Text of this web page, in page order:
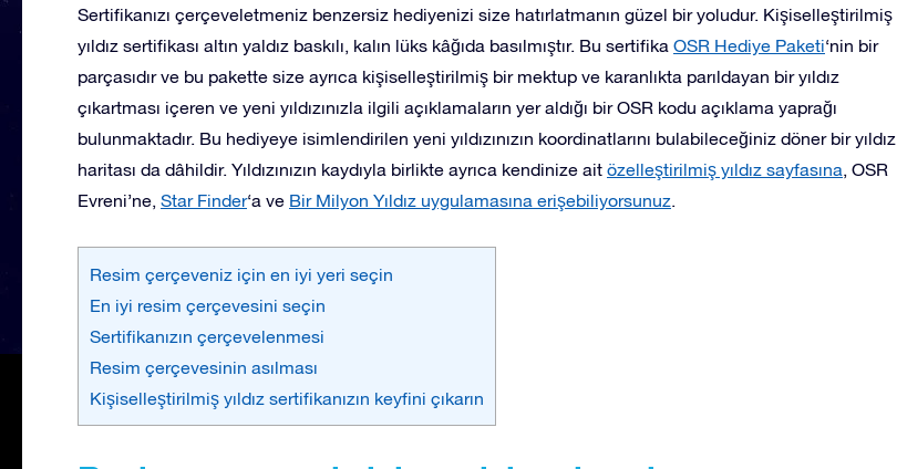
Sertifikanızı çerçeveletmeniz benzersiz hediyenizi size hatırlatmanın güzel bir yoludur. Kişiselleştirilmiş
yıldız sertifikası altın yaldız baskılı, kalın lüks kâğıda basılmıştır. Bu sertifika OSR Hediye Paketi‘nin bir
parçasıdır ve bu pakette size ayrıca kişiselleştirilmiş bir mektup ve karanlıkta parıldayan bir yıldız
çıkartması içeren ve yeni yıldızınızla ilgili açıklamaların yer aldığı bir OSR kodu açıklama yaprağı
bulunmaktadır. Bu hediyeye isimlendirilen yeni yıldızınızın koordinatlarını bulabileceğiniz döner bir yıldız
haritası da dâhildir. Yıldızınızın kaydıyla birlikte ayrıca kendinize ait özelleştirilmiş yıldız sayfasına, OSR
Evreni’ne, Star Finder‘a ve Bir Milyon Yıldız uygulamasına erişebiliyorsunuz.
Resim çerçeveniz için en iyi yeri seçin
En iyi resim çerçevesini seçin
Sertifikanızın çerçevelenmesi
Resim çerçevesinin asılması
Kişiselleştirilmiş yıldız sertifikanızın keyfini çıkarın